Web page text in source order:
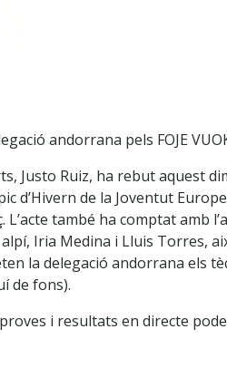
andorrana pels FOJE
Justo Ruiz, ha rebut aquest
d’Hivern de la Joventut
també ha comptat amb
Iria Medina i Lluis Torres,
la delegació andorrana els
de fons).
i resultats en directe